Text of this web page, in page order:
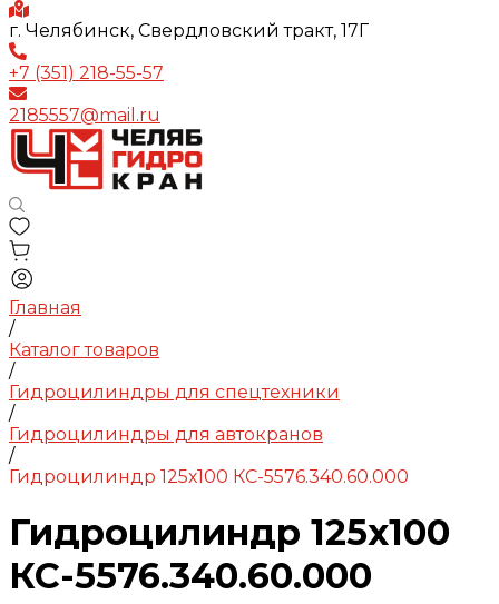
г. Челябинск, Свердловский тракт, 17Г
+7 (351) 218-55-57
2185557@mail.ru
Главная
/
Каталог товаров
/
Гидроцилиндры для спецтехники
/
Гидроцилиндры для автокранов
/
Гидроцилиндр 125х100 КС-5576.340.60.000
Гидроцилиндр 125х100
КС-5576.340.60.000